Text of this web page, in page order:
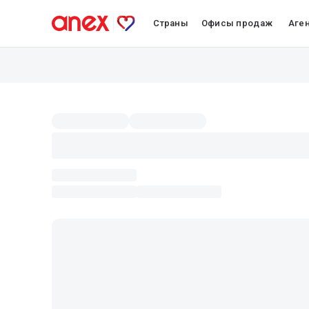
Страны Офисы продаж